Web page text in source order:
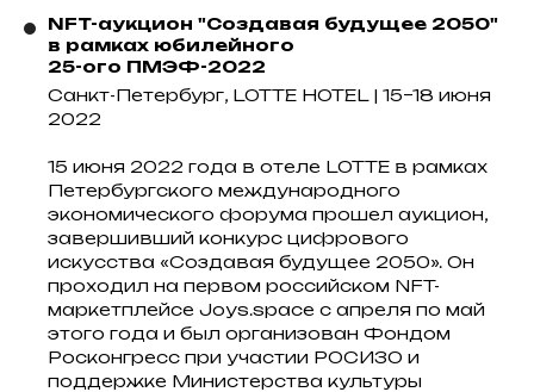
NFT-аукцион "Создавая будущее 2050"
в рамках юбилейного
25-ого ПМЭФ-2022
Санкт-Петербург, LOTTE HOTEL | 15–18 июня
2022
15 июня 2022 года в отеле LOTTE в рамках
Петербургского международного
экономического форума прошел аукцион,
завершивший конкурс цифрового
искусства «Создавая будущее 2050». Он
проходил на первом российском NFT-
маркетплейсе Joys.space с апреля по май
этого года и был организован Фондом
Росконгресс при участии РОСИЗО и
поддержке Министерства культуры